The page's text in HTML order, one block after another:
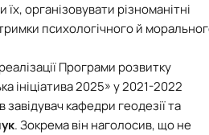
організовувати різноманітні
психологічного й
Програми розвитку
ініціатива 2025» у 2021-2022
завідувачкафедри геодезії та
. Зокрема він наголосив, що не